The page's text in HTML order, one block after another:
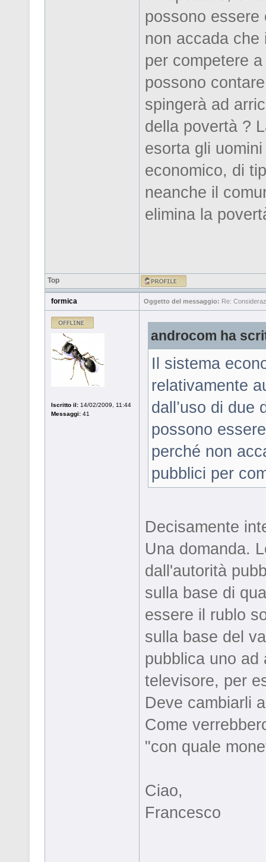
possono essere
non accada
per competere
possono
spingerà ad
della povertà ?
esorta gli
economico, di
neanche il
elimina la
Top
formica Oggetto del messaggio: Re:
Iscritto il: 14/02/2009, 11:44
Messaggi: 41
androcom ha
Il sistema
relativamente
dall’uso di due
possono
perché non
pubblici per
Decisamente
Una domanda.
dall'autorità
sulla base di
essere il rublo
sulla base del
pubblica uno ad
televisore, per
Deve cambiarli
Come
"con quale
Ciao,
Francesco